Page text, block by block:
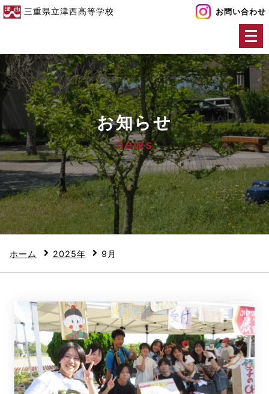
三重県立津西高等学校 お問い合わせ
メ
ニ
ュ
ー
を
開
く
お知らせ
news
ホーム 2025年 9月